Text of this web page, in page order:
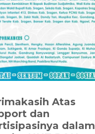
Atas
dan
dalam